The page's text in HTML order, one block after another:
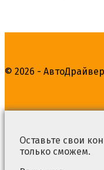
© 2026 -
Оставьте свои
только сможем.